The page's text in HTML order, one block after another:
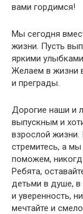
вами гордимся!
Мы сегодня
жизни. Пусть
яркими
Желаем в жизни
и преграды.
Дорогие наши и
выпускным и
взрослой жизни.
стремитесь, а
поможем,
Ребята,
детьми в душе, в
и уверенность,
мечтайте и